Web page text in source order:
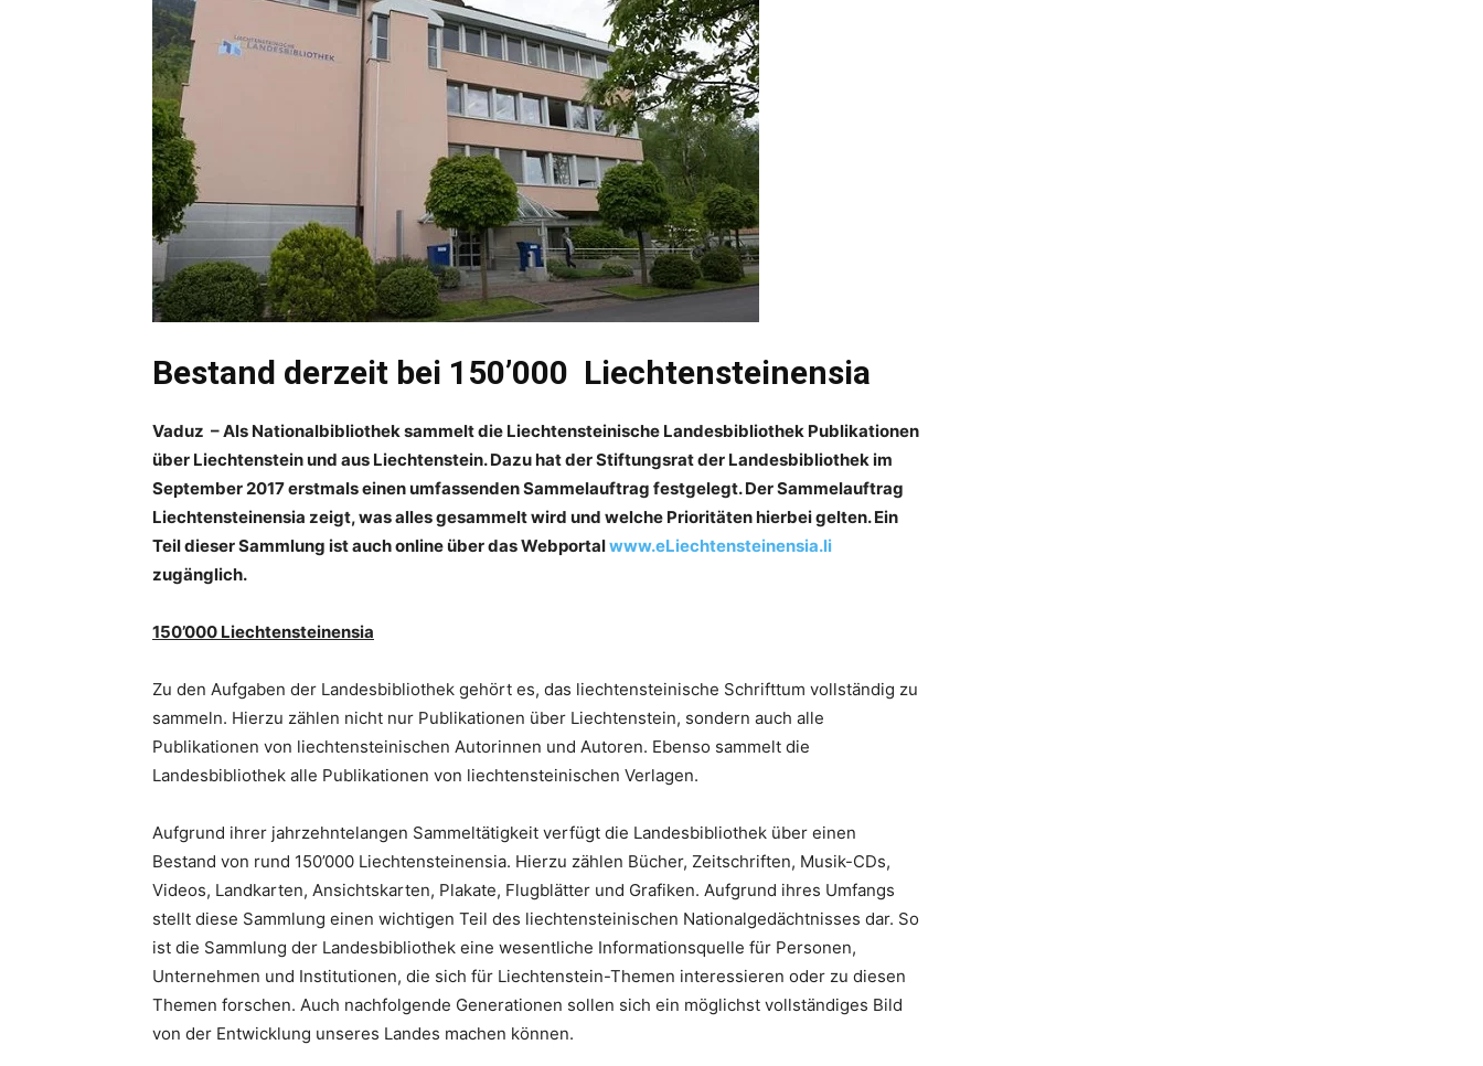
Bestand derzeit bei 150’000 Liechtensteinensia
Vaduz – Als Nationalbibliothek sammelt die Liechtensteinische Landesbibliothek Publikationen
über Liechtenstein und aus Liechtenstein. Dazu hat der Stiftungsrat der Landesbibliothek im
September 2017 erstmals einen umfassenden Sammelauftrag festgelegt. Der Sammelauftrag
Liechtensteinensia zeigt, was alles gesammelt wird und welche Prioritäten hierbei gelten. Ein
Teil dieser Sammlung ist auch online über das Webportalwww.eLiechtensteinensia.li
zugänglich.
150’000 Liechtensteinensia
Zu den Aufgaben der Landesbibliothek gehört es, das liechtensteinische Schrifttum vollständig zu
sammeln. Hierzu zählen nicht nur Publikationen über Liechtenstein, sondern auch alle
Publikationen von liechtensteinischen Autorinnen und Autoren. Ebenso sammelt die
Landesbibliothek alle Publikationen von liechtensteinischen Verlagen.
Aufgrund ihrer jahrzehntelangen Sammeltätigkeit verfügt die Landesbibliothek über einen
Bestand von rund 150’000 Liechtensteinensia. Hierzu zählen Bücher, Zeitschriften, Musik-CDs,
Videos, Landkarten, Ansichtskarten, Plakate, Flugblätter und Grafiken. Aufgrund ihres Umfangs
stellt diese Sammlung einen wichtigen Teil des liechtensteinischen Nationalgedächtnisses dar. So
ist die Sammlung der Landesbibliothek eine wesentliche Informationsquelle für Personen,
Unternehmen und Institutionen, die sich für Liechtenstein-Themen interessieren oder zu diesen
Themen forschen. Auch nachfolgende Generationen sollen sich ein möglichst vollständiges Bild
von der Entwicklung unseres Landes machen können.